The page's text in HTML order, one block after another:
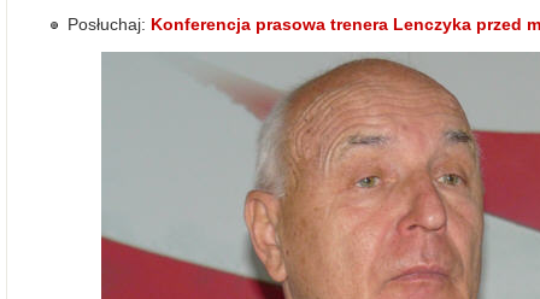
Posłuchaj: Konferencja prasowa trenera Lenczyka przed